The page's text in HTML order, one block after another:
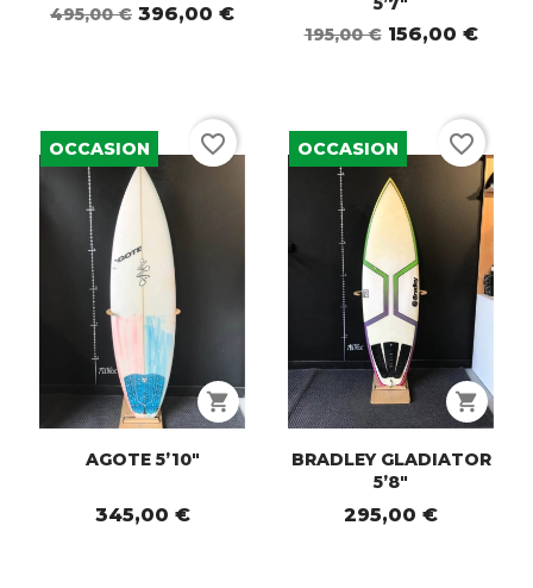
495,00 € 396,00 €
195,00 € 156,00 €
shopping_cart
AGOTE 5’10"
345,00 €
OCCASION favorite_border
shopping_cart
BRADLEY GLADIATOR
5’8"
295,00 €
OCCASION favorite_border